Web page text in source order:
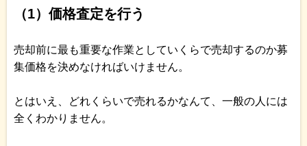
（1）価格査定を行う
売却前に最も重要な作業としていくらで売却するのか募
集価格を決めなければいけません。
とはいえ、どれくらいで売れるかなんて、一般の人には
全くわかりません。